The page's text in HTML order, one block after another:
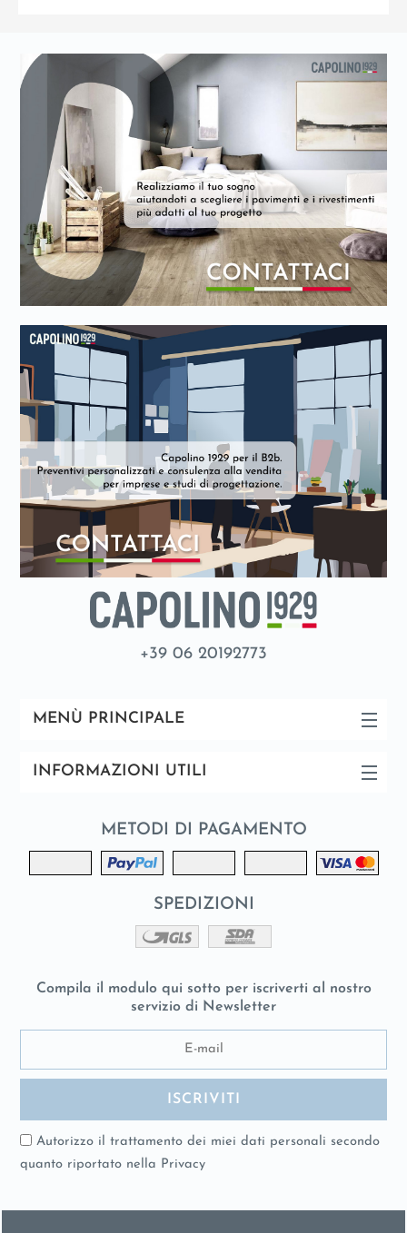
+39 06 20192773
MENÙ PRINCIPALE
INFORMAZIONI UTILI
METODI DI PAGAMENTO
SPEDIZIONI
Compila il modulo qui sotto per iscriverti al nostro
servizio di Newsletter
Autorizzo il trattamento dei miei dati personali secondo
quanto riportato nella Privacy